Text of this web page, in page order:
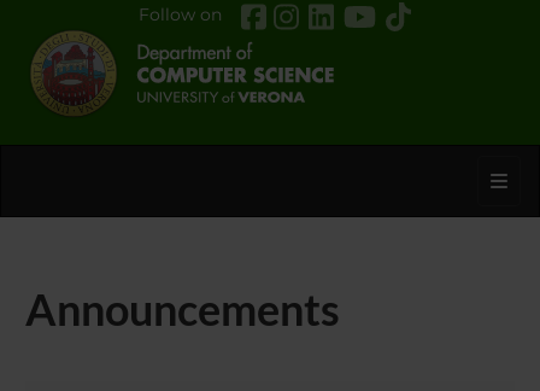
Follow on
Announcements